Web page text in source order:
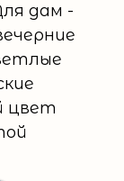
дам -
цвет